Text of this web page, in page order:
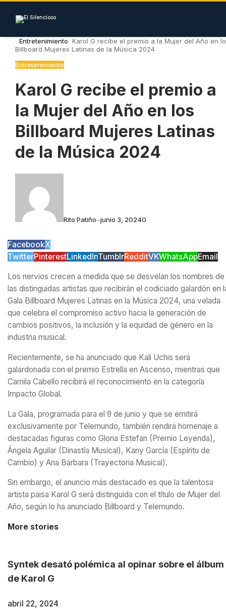
Skip
content
Entretenimiento
Karol G recibe el premio a la Mujer del Año en
Billboard Mujeres Latinas de la Música 2024
Entretenimiento
Karol G recibe el premio a
la Mujer del Año en los
Billboard Mujeres Latinas
de la Música 2024
Rito Patiño—junio 3, 20240
FacebookX
TwitterPinterestLinkedInTumblrRedditVKWhatsAppEmail
Los nervios crecen a medida que se desvelan los nombres de
las distinguidas artistas que recibirán el codiciado galardón en
Gala Billboard Mujeres Latinas en la Música 2024, una velada
que celebra el compromiso activo hacia la generación de
cambios positivos, la inclusión y la equidad de género en la
industria musical.
Recientemente, se ha anunciado que Kali Uchis será
galardonada con el premio Estrella en Ascenso, mientras que
Camila Cabello recibirá el reconocimiento en la categoría
Impacto Global.
La Gala, programada para el 9 de junio y que se emitirá
exclusivamente por Telemundo, también rendirá homenaje a
destacadas figuras como Gloria Estefan (Premio Leyenda),
Ángela Aguilar (Dinastía Musical), Kany García (Espíritu de
Cambio) y Ana Bárbara (Trayectoria Musical).
Sin embargo, el anuncio más destacado es que la talentosa
artista paisa Karol G será distinguida con el título de Mujer del
Año, según lo ha anunciado Billboard y Telemundo.
More stories
Syntek desató polémica al opinar sobre el álbum
de Karol G
abril 22, 2024